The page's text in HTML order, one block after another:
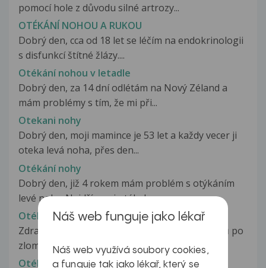
pomocí hole z důvodu silné artrozy...
OTÉKÁNÍ NOHOU A RUKOU
Dobrý den, cca od 18 let se léčím na endokrinologii
s disfunkcí štítné žlázy....
Otékání nohou v letadle
Dobrý den, za 14 dní odlétám na Nový Zéland a
mám problémy s tím, že mi při...
Otekani nohy
Dobrý den, moji mamince je 53 let a každy vecer ji
oteka levá noha, přes den...
Otékání nohy
Dobrý den, již 4 rokem mám problém s otýkáním
levé nohy. Nejdříve mi otékalo...
Otékání nohy po vyjmutí šroubů
Zdravím Vás. Jsem dva týdny po vyndání šroubů po
zlomenině bérce a potrhaných...
Otékání obličeje, zduřený jazyk
Náš web funguje jako lékař
Náš web využívá soubory cookies,
a funguje tak jako lékař, který se